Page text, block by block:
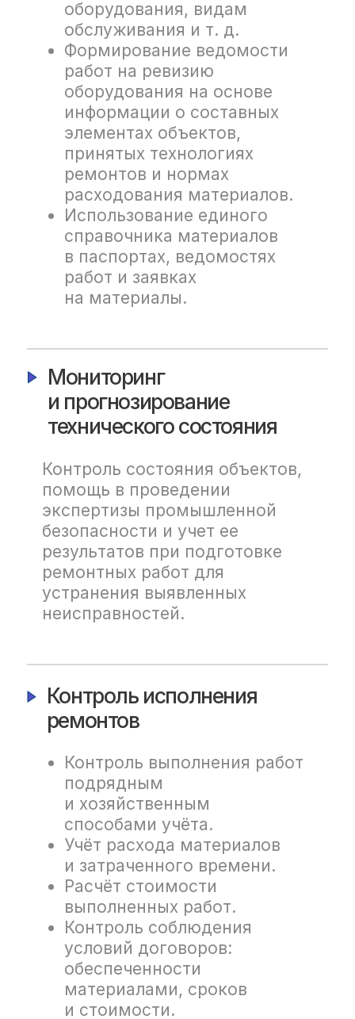
и затраченного времени.
Расчёт стоимости
выполненных работ.
Контроль соблюдения
условий договоров:
обеспеченности
материалами, сроков
и стоимости.
Преимущества
решения
Поддержка неограниченного
количества пользователей.
Количество пользователей
Отечественная
разработка
Полноценная замена ушедшим
эксплуатация
Кроссплатформенное
решение на базе web-
технологий.
Поддержка работы под
управлением отечественных
операционных систем.
Запросить стоимость
Стоимость прав
на использование
компании рассчитывается
индивидуально. Методика
расчета составляет
коммерческую тайну NAUKA.
Свидетельство
о регистрации